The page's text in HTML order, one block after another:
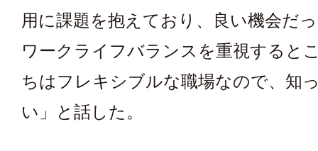
用に課題を抱えており、良い機会だ
ワークライフバランスを重視すると
ちはフレキシブルな職場なので、知
い」と話した。